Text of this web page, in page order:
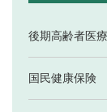
後期高齢者医
国民健康保険